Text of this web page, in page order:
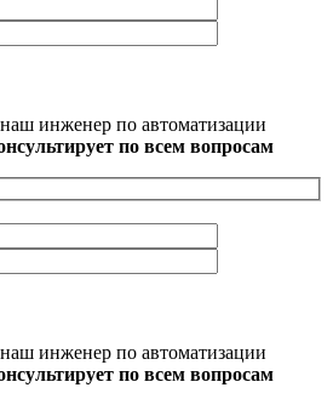
инженер по автоматизации
по всем вопросам
инженер по автоматизации
по всем вопросам